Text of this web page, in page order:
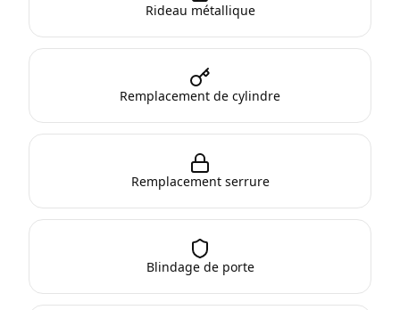
Rideau métallique
Remplacement de cylindre
Remplacement serrure
Blindage de porte